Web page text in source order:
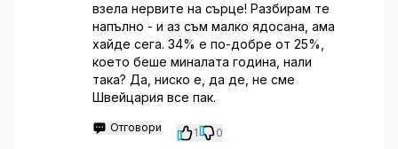
взела нервите на сърце! Разбирам те
напълно - и аз съм малко ядосана, ама
хайде сега. 34% е по-добре от 25%,
което беше миналата година, нали
така? Да, ниско е, да де, не сме
Швейцария все пак.
Отговори 1 0